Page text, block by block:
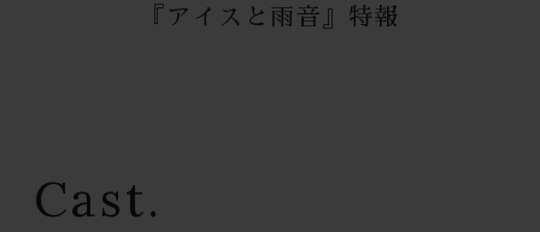
『アイスと雨音』特報
Cast.